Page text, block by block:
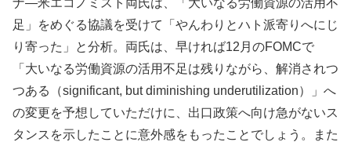
足」をめぐる協議を受けて「やんわりとハト派寄りへにじ
り寄った」と分析。両氏は、早ければ12月のFOMCで
「大いなる労働資源の活用不足は残りながら、解消されつ
つある（significant, but diminishing underutilization）」へ
の変更を予想していただけに、出口政策へ向け急がないス
タンスを示したことに意外感をもったことでしょう。また